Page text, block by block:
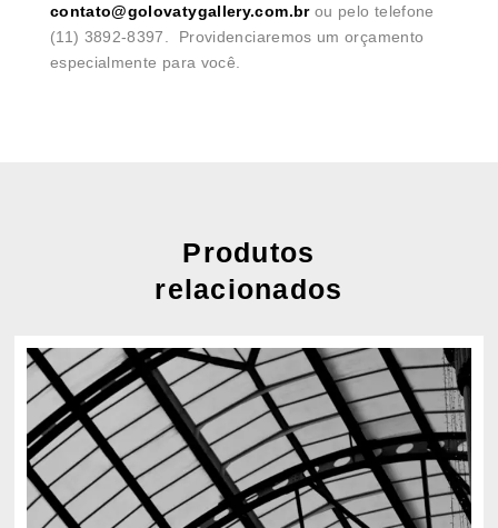
contato@golovatygallery.com.brou pelo telefone
(11) 3892-8397. Providenciaremos um orçamento
especialmente para você.
Produtos
relacionados